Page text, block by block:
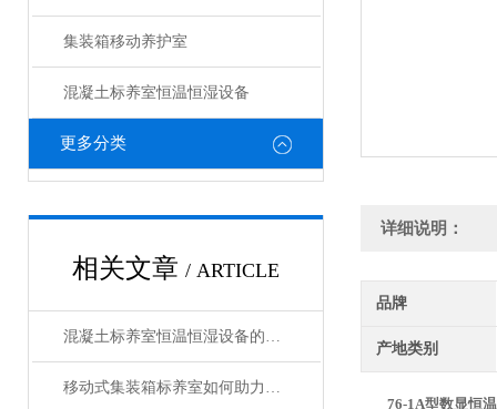
集装箱移动养护室
混凝土标养室恒温恒湿设备
更多分类
相关文章 / ARTICLE
混凝土标养室恒温恒湿设备的日常维保与精度校准标准化流程
移动式集装箱标养室如何助力建筑工地的高效管理
详细说明：
品牌
产地类别
76-1A型数显恒